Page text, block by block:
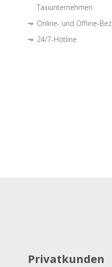
Taxiunternehmen
Online- und Offline-
24/7-Hotline
Privatkunden